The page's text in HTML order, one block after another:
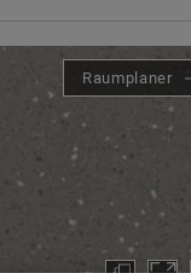
Raumplaner